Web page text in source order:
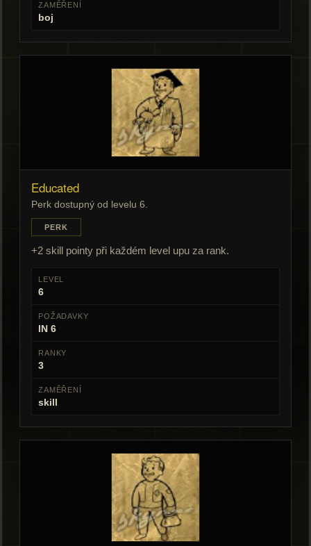
ZAMĚŘENÍ
boj
Educated
Perk dostupný od levelu 6.
PERK
+2 skill pointy při každém level upu za rank.
LEVEL
6
POŽADAVKY
IN 6
RANKY
3
ZAMĚŘENÍ
skill